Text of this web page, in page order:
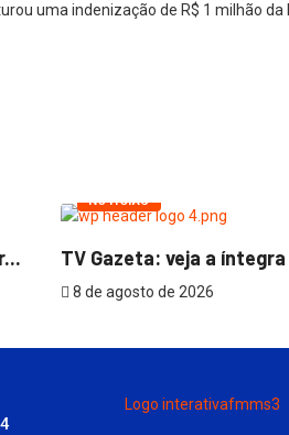
uma indenização de R$ 1 milhão
NOTÍCIAS
TV Gazeta: veja a
8 de agosto de 2026